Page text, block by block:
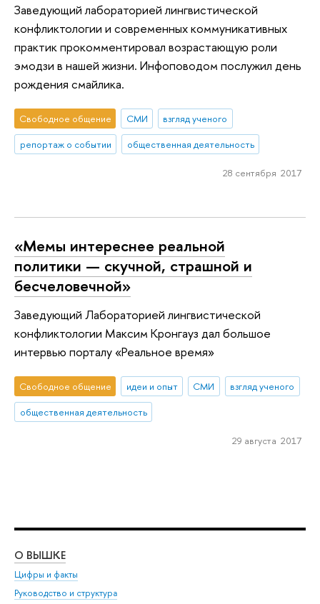
Заведующий лабораторией лингвистической
конфликтологии и современных коммуникативных
практик прокомментировал возрастающую роли
эмодзи в нашей жизни. Инфоповодом послужил день
рождения смайлика.
Свободное общение СМИ
взгляд ученого
репортаж о событии
общественная деятельность
28 сентября 2017
«Мемы интереснее реальной
политики — скучной, страшной и
бесчеловечной»
Заведующий Лабораторией лингвистической
конфликтологии Максим Кронгауз дал большое
интервью порталу «Реальное время»
Свободное общение идеи и опыт СМИ
взгляд ученого
общественная деятельность
29 августа 2017
О ВЫШКЕ
Цифры и факты
Руководство и структура